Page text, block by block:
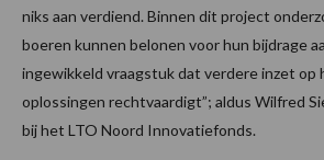
niks aan verdiend. Binnen dit project
boeren kunnen belonen voor hun bijdrage
ingewikkeld vraagstuk dat verdere inzet op
oplossingen rechtvaardigt”; aldus Wilfred
bij het LTO Noord Innovatiefonds.